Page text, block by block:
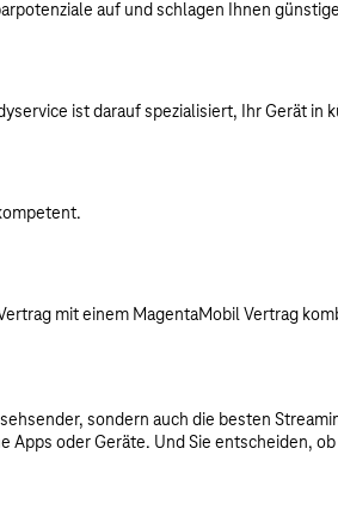
auf und schlagen Ihnen
ist darauf spezialisiert, Ihr Gerät in
mit einem MagentaMobil Vertrag
sondern auch die besten
oder Geräte. Und Sie entscheiden,